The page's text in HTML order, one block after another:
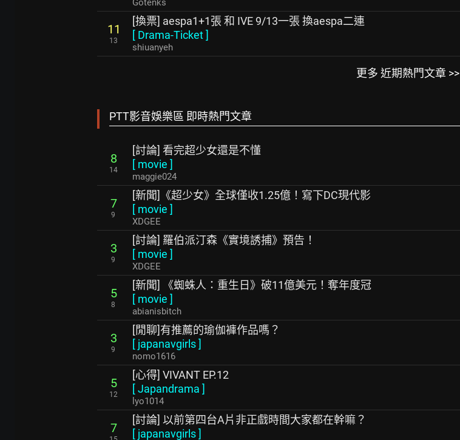
Gotenks
11
13
[換票] aespa1+1張 和 IVE 9/13一張 換aespa二連
[ Drama-Ticket]
shiuanyeh
更多 近期熱門文章 >>
PTT影音娛樂區 即時熱門文章
8
14
[討論] 看完超少女還是不懂
[ movie ]
maggie024
7
9
[新聞]《超少女》全球僅收1.25億！寫下DC現代影
[ movie ]
XDGEE
3
9
[討論] 羅伯派汀森《實境誘捕》預告！
[ movie ]
XDGEE
5
8
[新聞] 《蜘蛛人：重生日》破11億美元！奪年度冠
[ movie ]
abianisbitch
3
9
[閒聊]有推薦的瑜伽褲作品嗎？
[ japanavgirls]
nomo1616
5
12
[心得] VIVANT EP.12
[Japandrama ]
lyo1014
7
[討論] 以前第四台A片非正戲時間大家都在幹嘛？
[ japanavgirls]